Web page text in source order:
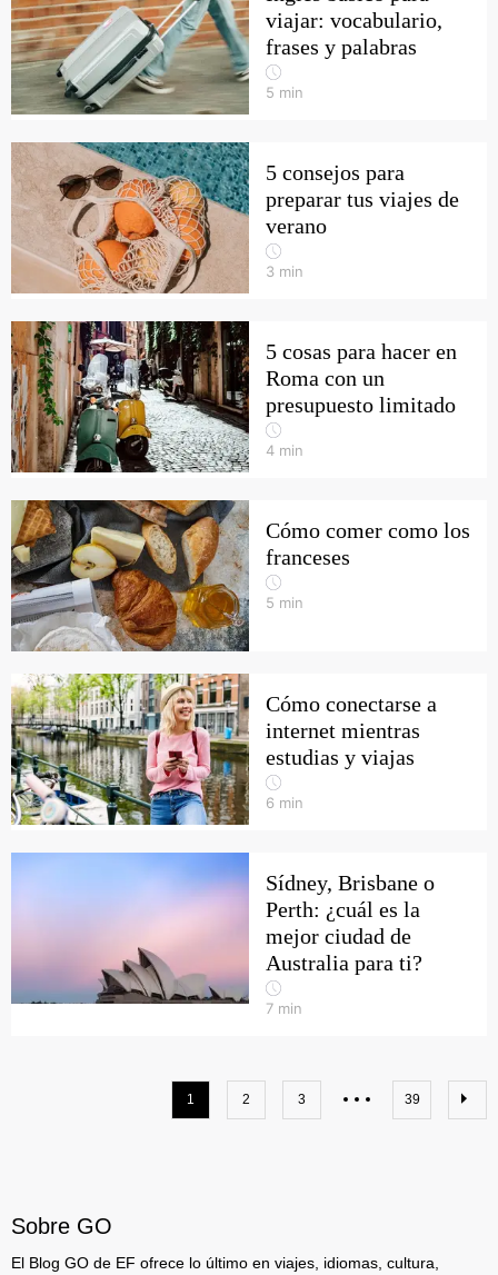
viajar: vocabulario,
frases y palabras
5 min
5 consejos para
preparar tus viajes de
verano
3 min
5 cosas para hacer en
Roma con un
presupuesto limitado
4 min
Cómo comer como los
franceses
5 min
Cómo conectarse a
internet mientras
estudias y viajas
6 min
Sídney, Brisbane o
Perth: ¿cuál es la
mejor ciudad de
Australia para ti?
7 min
1 2 3 39
Sobre GO
El Blog GO de EF ofrece lo último en viajes, idiomas, cultura,